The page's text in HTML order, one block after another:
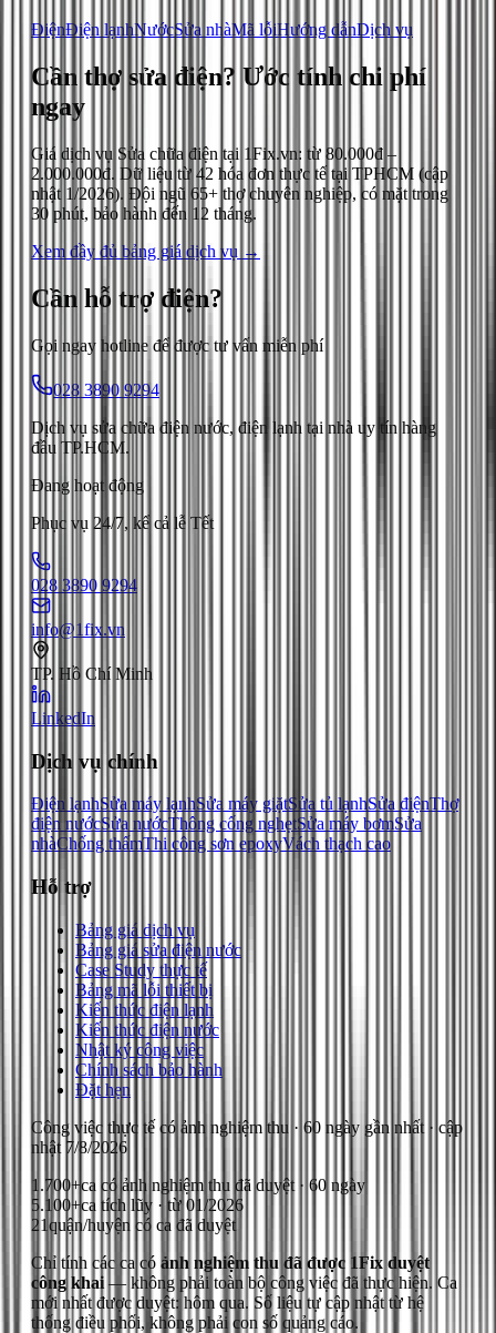
ĐiệnĐiện lạnhNướcSửa nhàMã lỗiHướng dẫnDịch vụ
Cần thợ sửa điện? Ước tính chi phí
ngay
Giá dịch vụ Sửa chữa điện tại 1Fix.vn: từ 80.000đ –
2.000.000đ. Dữ liệu từ 42 hóa đơn thực tế tại TPHCM (cập
nhật 1/2026). Đội ngũ 65+ thợ chuyên nghiệp, có mặt trong
30 phút, bảo hành đến 12 tháng.
Xem đầy đủ bảng giá dịch vụ →
Cần hỗ trợ điện?
Gọi ngay hotline để được tư vấn miễn phí
028 3890 9294
Dịch vụ sửa chữa điện nước, điện lạnh tại nhà uy tín hàng
đầu TP.HCM.
Đang hoạt động
Phục vụ 24/7, kể cả lễ Tết
028 3890 9294
info@1fix.vn
TP. Hồ Chí Minh
LinkedIn
Dịch vụ chính
Điện lạnhSửa máy lạnhSửa máy giặtSửa tủ lạnhSửa điệnThợ
điện nướcSửa nướcThông cống nghẹtSửa máy bơmSửa
nhàChống thấmThi công sơn epoxyVách thạch cao
Hỗ trợ
Bảng giá dịch vụ
Bảng giá sửa điện nước
Case Study thực tế
Bảng mã lỗi thiết bị
Kiến thức điện lạnh
Kiến thức điện nước
Nhật ký công việc
Chính sách bảo hành
Đặt hẹn
Công việc thực tế có ảnh nghiệm thu · 60 ngày gần nhất · cập
nhật 7/8/2026
1.700+ca có ảnh nghiệm thu đã duyệt · 60 ngày
5.100+ca tích lũy · từ 01/2026
21quận/huyện có ca đã duyệt
Chỉ tính các ca có ảnh nghiệm thu đã được 1Fix duyệt
công khai — không phải toàn bộ công việc đã thực hiện. Ca
mới nhất được duyệt: hôm qua. Số liệu tự cập nhật từ hệ
thống điều phối, không phải con số quảng cáo.